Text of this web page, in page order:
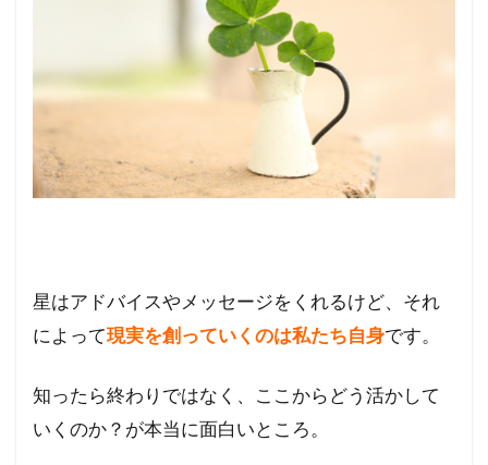
星はアドバイスやメッセージをくれるけど、それ
によって現実を創っていくのは私たち自身です。
知ったら終わりではなく、ここからどう活かして
いくのか？が本当に面白いところ。